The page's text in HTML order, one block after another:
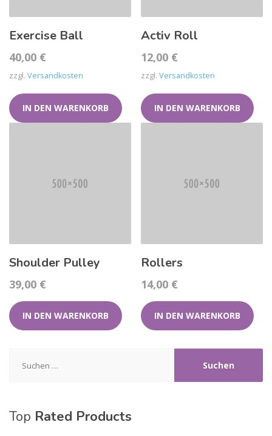
Exercise Ball
40,00 €
zzgl. Versandkosten
IN DEN WARENKORB
Activ Roll
12,00 €
zzgl.Versandkosten
IN DEN WARENKORB
Shoulder Pulley
39,00 €
IN DEN WARENKORB
Rollers
14,00 €
IN DEN WARENKORB
nach:
Top Rated Products